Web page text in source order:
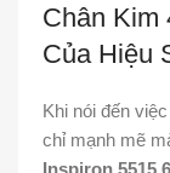
Chân Kim
Của Hiệu
Khi nói đến
chỉ mạnh mẽ